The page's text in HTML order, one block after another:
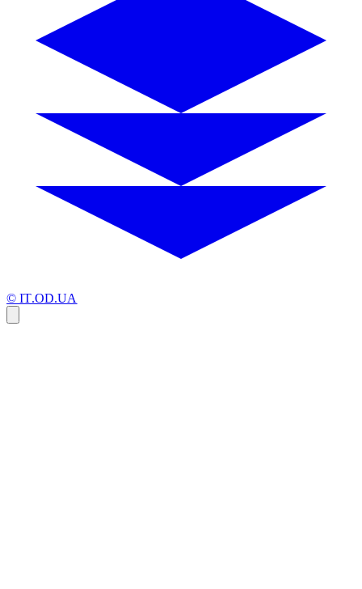
© IT.OD.UA